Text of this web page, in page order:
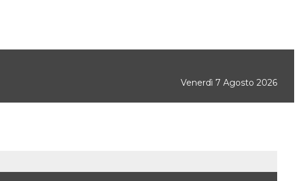
Venerdì 7 Agosto 2026